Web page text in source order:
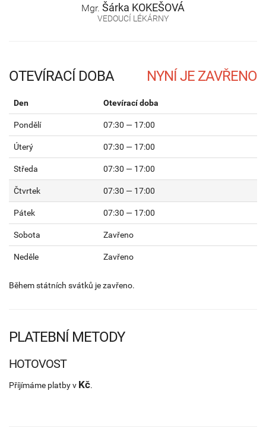
Mgr. Šárka KOKEŠOVÁ
VEDOUCÍ LÉKÁRNY
OTEVÍRACÍ DOBA
Den Otevírací doba
Pondělí 07:30 — 17:00
Úterý 07:30 — 17:00
Středa 07:30 — 17:00
Čtvrtek 07:30 — 17:00
Pátek 07:30 — 17:00
Sobota Zavřeno
Neděle Zavřeno
Během státních svátků je zavřeno.
PLATEBNÍ METODY
HOTOVOST
Příjímáme platby v Kč.